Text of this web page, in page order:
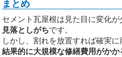
まとめ
セメント瓦屋根は見た目に変化
見落としがちです。
しかし、割れを放置すれば確実に
結果的に大規模な修繕費用がかか